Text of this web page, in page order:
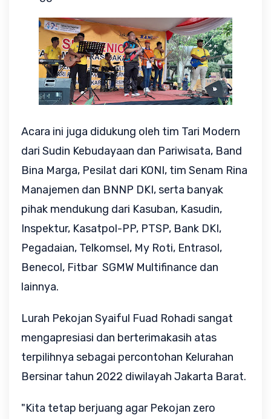
Acara ini juga didukung oleh tim Tari Modern
dari Sudin Kebudayaan dan Pariwisata, Band
Bina Marga, Pesilat dari KONI, tim Senam Rina
Manajemen dan BNNP DKI, serta banyak
pihak mendukung dari Kasuban, Kasudin,
Inspektur, Kasatpol-PP, PTSP, Bank DKI,
Pegadaian, Telkomsel, My Roti, Entrasol,
Benecol, Fitbar SGMW Multifinance dan
lainnya.
Lurah Pekojan Syaiful Fuad Rohadi sangat
mengapresiasi dan berterimakasih atas
terpilihnya sebagai percontohan Kelurahan
Bersinar tahun 2022 diwilayah Jakarta Barat.
"Kita tetap berjuang agar Pekojan zero